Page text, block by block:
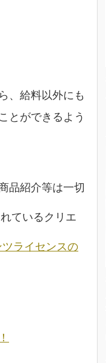
、給料以外にも
とができるよう
品紹介等は一切
ているクリエ
ツライセンスの